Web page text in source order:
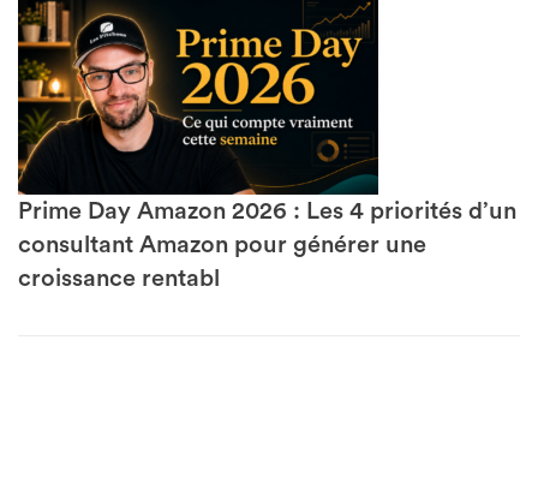
Prime Day Amazon 2026 : Les 4 priorités d’un
consultant Amazon pour générer une
croissance rentabl